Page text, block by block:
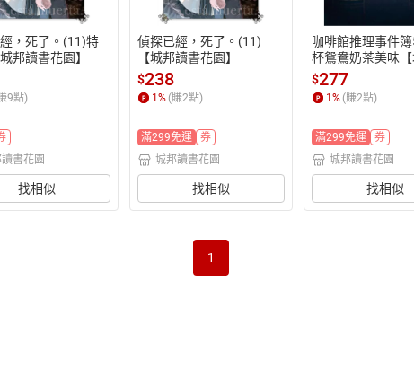
，死了。(11)特
邦讀書花園】
9點)
書花園
找相似
偵探已經，死了。(11)
【城邦讀書花園】
$238
1% (賺2點)
滿299免運
券
城邦讀書花園
找相似
咖啡館推理事件
杯鴛鴦奶茶美味
書花園】
$277
1% (賺2點)
滿299免運
券
城邦讀書花園
找相似
1